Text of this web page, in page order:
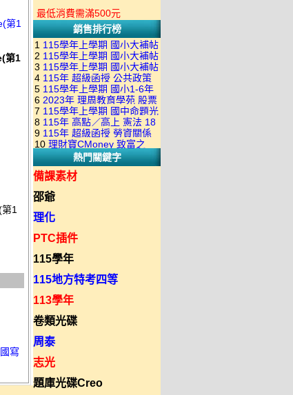
第1
第1
1
寫
最低消費需滿500元
銷售排行榜
1 115學年上學期 國小大補帖
南一版 國語+數學+社會+生活
+自然 1-6年級 教學光碟DVD
版(3DVD)
2 115學年上學期 國小大補帖
康軒版 國語+數學+社會+生活
+自然 1-6年級 教學光碟DVD
版(3DVD)
3 115學年上學期 國小大補帖
翰林版 國語+數學+社會+生活
+自然 1-6年級 教學光碟DVD
版(3DVD)
4 115年 超級函授 公共政策
22堂課+總複習 張楚老師 含
PDF講義 函授DVD(9DVD)
5 115學年上學期 國小1-6年
級 習作解答(含康軒.南一.翰林
全版本.全科目)合輯版 DVD版
6 2023年 理周教育學苑 股票
當沖煉金術 主講：朱家泓 國
語發音 DVD版
7 115學年上學期 國中命題光
碟 翰林版 英文科 1-3年級 題
庫光碟
8 115年 高點／高上 憲法 18
堂課 宗台大老師 含PDF講義
函授DVD(8DVD)【適用於律
師司法考試】
9 115年 超級函授 勞資關係
概要 11堂課+總複習 陸川老
師 含PDF講義 函授
DVD(5DVD)
10 理財寶CMoney 致富之
道：上班族飆股攻略班 主
講：朱家泓+林穎 國語發音
熱門關鍵字
備課素材
邵爺
理化
PTC插件
115學年
115地方特考四等
113學年
卷類光碟
周泰
志光
題庫光碟Creo